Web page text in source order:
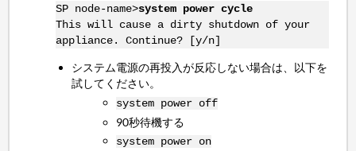
SP node-name>system power cycle
This will cause a dirty shutdown of your
appliance. Continue? [y/n]
システム電源の再投入が反応しない場合は、以下を
試してください。
system power off
90秒待機する
system power on